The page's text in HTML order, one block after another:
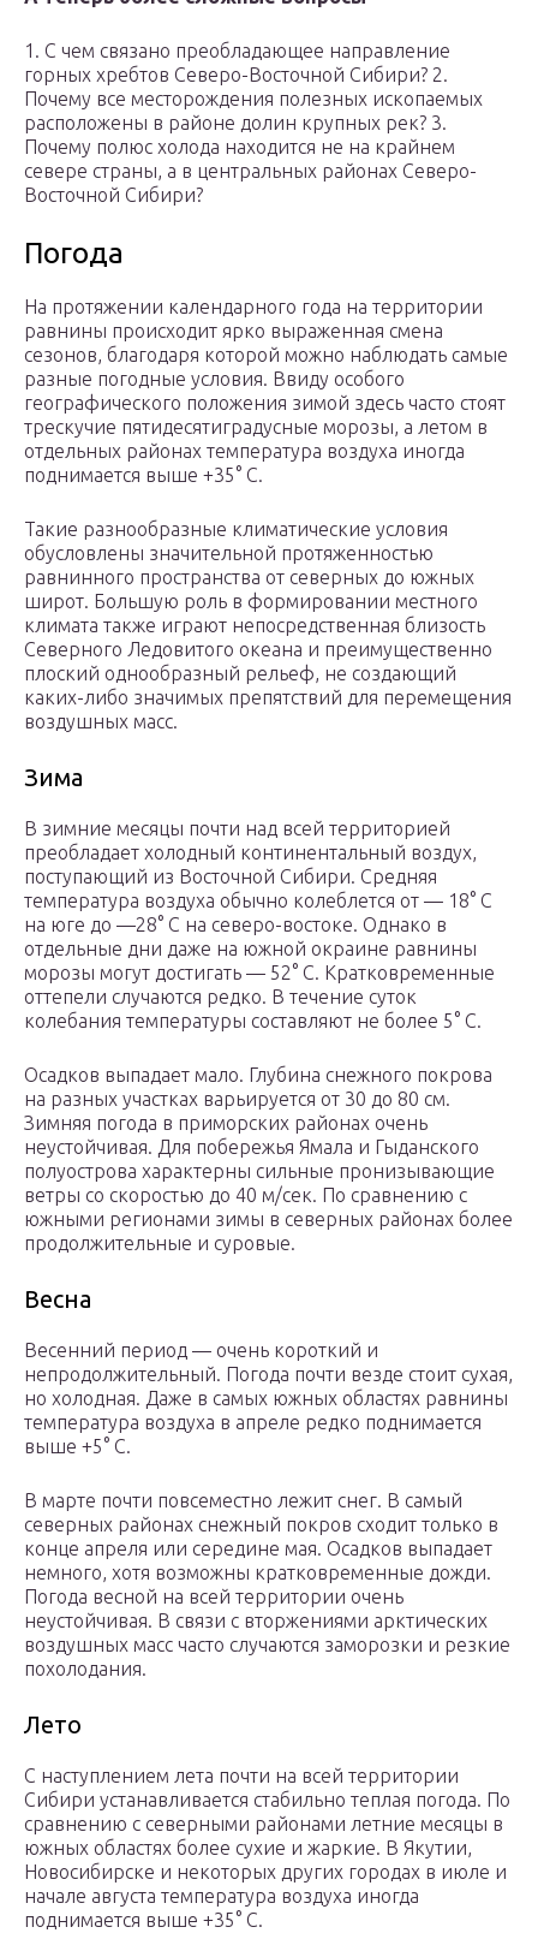
1. С чем связано преобладающее направление
горных хребтов Северо-Восточной Сибири? 2.
Почему все месторождения полезных ископаемых
расположены в районе долин крупных рек? 3.
Почему полюс холода находится не на крайнем
севере страны, а в центральных районах Северо-
Восточной Сибири?
Погода
На протяжении календарного года на территории
равнины происходит ярко выраженная смена
сезонов, благодаря которой можно наблюдать самые
разные погодные условия. Ввиду особого
географического положения зимой здесь часто стоят
трескучие пятидесятиградусные морозы, а летом в
отдельных районах температура воздуха иногда
поднимается выше +35° С.
Такие разнообразные климатические условия
обусловлены значительной протяженностью
равнинного пространства от северных до южных
широт. Большую роль в формировании местного
климата также играют непосредственная близость
Северного Ледовитого океана и преимущественно
плоский однообразный рельеф, не создающий
каких-либо значимых препятствий для перемещения
воздушных масс.
Зима
В зимние месяцы почти над всей территорией
преобладает холодный континентальный воздух,
поступающий из Восточной Сибири. Средняя
температура воздуха обычно колеблется от — 18° С
на юге до —28° С на северо-востоке. Однако в
отдельные дни даже на южной окраине равнины
морозы могут достигать — 52° С. Кратковременные
оттепели случаются редко. В течение суток
колебания температуры составляют не более 5° С.
Осадков выпадает мало. Глубина снежного покрова
на разных участках варьируется от 30 до 80 см.
Зимняя погода в приморских районах очень
неустойчивая. Для побережья Ямала и Гыданского
полуострова характерны сильные пронизывающие
ветры со скоростью до 40 м/сек. По сравнению с
южными регионами зимы в северных районах более
продолжительные и суровые.
Весна
Весенний период — очень короткий и
непродолжительный. Погода почти везде стоит сухая,
но холодная. Даже в самых южных областях равнины
температура воздуха в апреле редко поднимается
выше +5° С.
В марте почти повсеместно лежит снег. В самый
северных районах снежный покров сходит только в
конце апреля или середине мая. Осадков выпадает
немного, хотя возможны кратковременные дожди.
Погода весной на всей территории очень
неустойчивая. В связи с вторжениями арктических
воздушных масс часто случаются заморозки и резкие
похолодания.
Лето
С наступлением лета почти на всей территории
Сибири устанавливается стабильно теплая погода. По
сравнению с северными районами летние месяцы в
южных областях более сухие и жаркие. В Якутии,
Новосибирске и некоторых других городах в июле и
начале августа температура воздуха иногда
поднимается выше +35° С.